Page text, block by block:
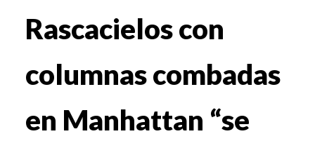
Rascacielos con
columnas combadas
en Manhattan “se